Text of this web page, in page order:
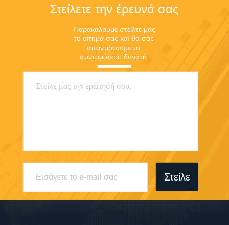
Στείλετε την έρευνά σας
Παρακαλούμε στείλτε μας
το αίτημά σας και θα σας
απαντήσουμε το
συντομότερο δυνατό.
Στείλε